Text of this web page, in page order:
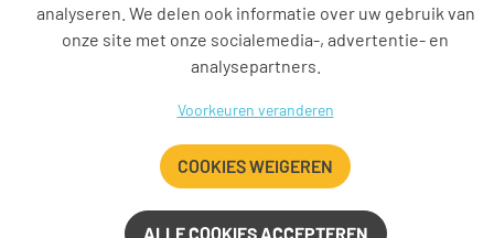
Iridium Netwerk vzw • Oosterveldlaan 22 • 2610 Antwerpen • BE
0885.546.553 RPR Antwerpen • +32 3 443 37 37 •
secretariaat@iridiumnetwerk.be • www.iridiumnetwerk.be
AZ Klina • AZ Monica • AZ Rivierenland • AZ Voorkempen • UZA •
analyseren. We delen ook informatie over uw gebruik van
onze site met onze socialemedia-, advertentie- en
analysepartners.
Voorkeuren veranderen
COOKIES WEIGEREN
ALLE COOKIES ACCEPTEREN